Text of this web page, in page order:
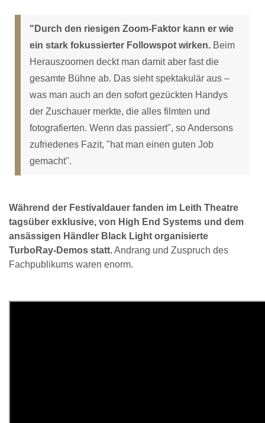
"Durch den riesigen Zoom-Faktor kann er wie
ein stark fokussierter Followspot wirken. Beim
Herauszoomen deckt man damit aber fast die
gesamte Bühne ab. Das sieht spektakulär aus –
was man auch an den sofort gezückten Handys
der Zuschauer merkte, die alles filmten und
fotografierten. Wenn das passiert", so Andersons
zufriedenes Fazit, "hat man einen guten Job
gemacht".
Während der Festivaldauer fanden im Leith Theatre
tagsüber exklusive, von High End Systems und dem
ansässigen Händler Black Light organisierte
TurboRay-Demos statt.Andrang und Zuspruch des
Fachpublikums waren enorm.